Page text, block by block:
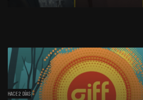
HACE 2 DÍAS